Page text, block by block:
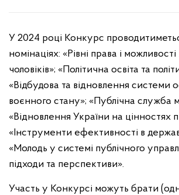
У 2024 році Конкурс
номінаціях: «Рівні права і можливості
чоловіків»; «Політична освіта та
«Відбудова та відновлення системи
воєнного стану»; «Публічна служба
«Відновлення України на цінностях
«Інструменти ефективності в
«Молодь у системі публічного
підходи та перспективи».
Участь у Конкурсі можуть брати